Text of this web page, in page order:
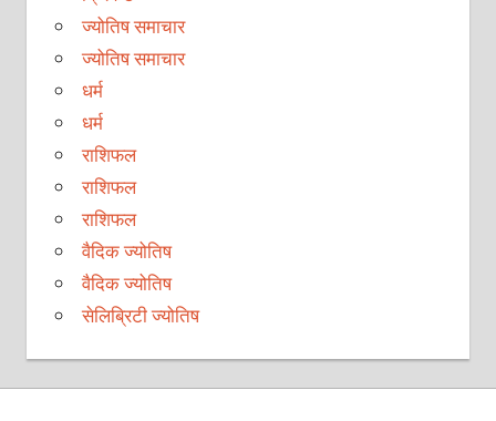
ज्योतिष समाचार
ज्योतिष समाचार
धर्म
धर्म
राशिफल
राशिफल
राशिफल
वैदिक ज्योतिष
वैदिक ज्योतिष
सेलिब्रिटी ज्योतिष